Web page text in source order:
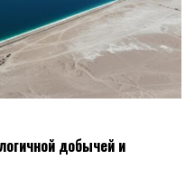
добычей и